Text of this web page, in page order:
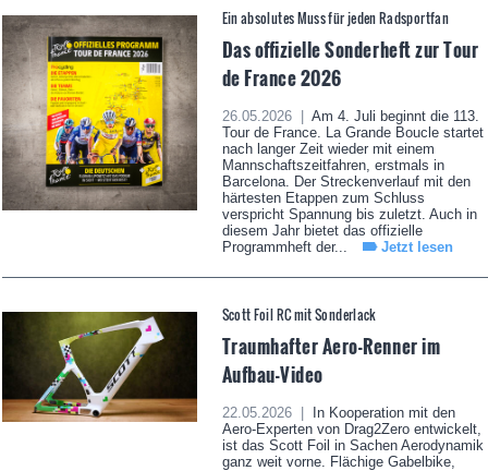
Ein absolutes Muss für jeden Radsportfan
Das offizielle Sonderheft zur Tour
de France 2026
26.05.2026 |
Am 4. Juli beginnt die 113.
Tour de France. La Grande Boucle startet
nach langer Zeit wieder mit einem
Mannschaftszeitfahren, erstmals in
Barcelona. Der Streckenverlauf mit den
härtesten Etappen zum Schluss
verspricht Spannung bis zuletzt. Auch in
diesem Jahr bietet das offizielle
Programmheft der...
Jetzt lesen
Scott Foil RC mit Sonderlack
Traumhafter Aero-Renner im
Aufbau-Video
22.05.2026 |
In Kooperation mit den
Aero-Experten von Drag2Zero entwickelt,
ist das Scott Foil in Sachen Aerodynamik
ganz weit vorne. Flächige Gabelbike,